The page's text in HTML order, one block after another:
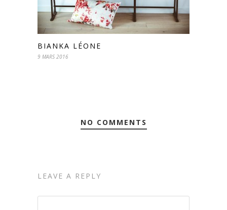
BIANKA LÉONE
9 MARS 2016
NO COMMENTS
LEAVE A REPLY